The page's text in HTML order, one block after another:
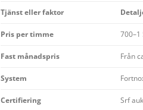
Tjänst eller faktor
Pris per timme 700–1
Fast månadspris Från
System
Certifiering Srf